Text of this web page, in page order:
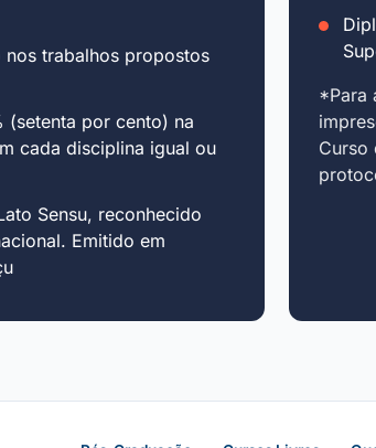
trabalhos propostos
(setenta por cento) na
cada disciplina igual ou
Sensu, reconhecido
Emitido em
*Para
Curso